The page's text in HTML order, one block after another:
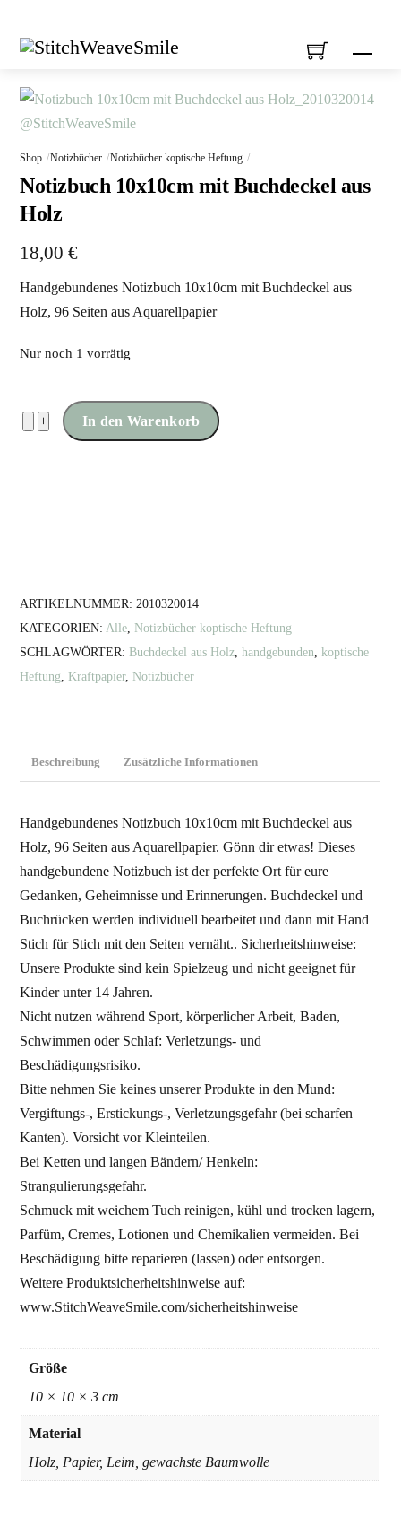
Shop Notizbücher Notizbücher koptische Heftung
Notizbuch 10x10cm mit Buchdeckel aus
Holz
18,00€
Handgebundenes Notizbuch 10x10cm mit Buchdeckel aus
Holz, 96 Seiten aus Aquarellpapier
Nur noch 1 vorrätig
− Notizbuch
10x10cm
+ In den Warenkorb
ARTIKELNUMMER: 2010320014
KATEGORIEN: Alle Notizbücher koptische Heftung
SCHLAGWÖRTER: Buchdeckel aus Holz ,handgebunden ,koptische
Heftung
Kraftpapier, Notizbücher
Beschreibung Zusätzliche Informationen
Handgebundenes Notizbuch 10x10cm mit Buchdeckel aus
Holz, 96 Seiten aus Aquarellpapier. Gönn dir etwas! Dieses
handgebundene Notizbuch ist der perfekte Ort für eure
Gedanken, Geheimnisse und Erinnerungen. Buchdeckel und
Buchrücken werden individuell bearbeitet und dann mit Hand
Stich für Stich mit den Seiten vernäht.. Sicherheitshinweise:
Unsere Produkte sind kein Spielzeug und nicht geeignet für
Kinder unter 14 Jahren.
Nicht nutzen während Sport, körperlicher Arbeit, Baden,
Schwimmen oder Schlaf: Verletzungs‑ und
Beschädigungsrisiko.
Bitte nehmen Sie keines unserer Produkte in den Mund:
Vergiftungs-, Erstickungs-, Verletzungsgefahr (bei scharfen
Kanten). Vorsicht vor Kleinteilen.
Bei Ketten und langen Bändern/ Henkeln:
Strangulierungsgefahr.
Schmuck mit weichem Tuch reinigen, kühl und trocken lagern,
Parfüm, Cremes, Lotionen und Chemikalien vermeiden. Bei
Beschädigung bitte reparieren (lassen) oder entsorgen.
Weitere Produktsicherheitshinweise auf:
www.StitchWeaveSmile.com/sicherheitshinweise
Größe
10 × 10 × 3 cm
Material
Holz, Papier, Leim, gewachste Baumwolle